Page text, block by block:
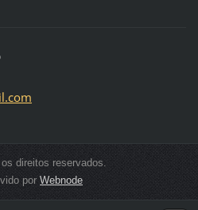
.com
direitos reservados.
por Webnode